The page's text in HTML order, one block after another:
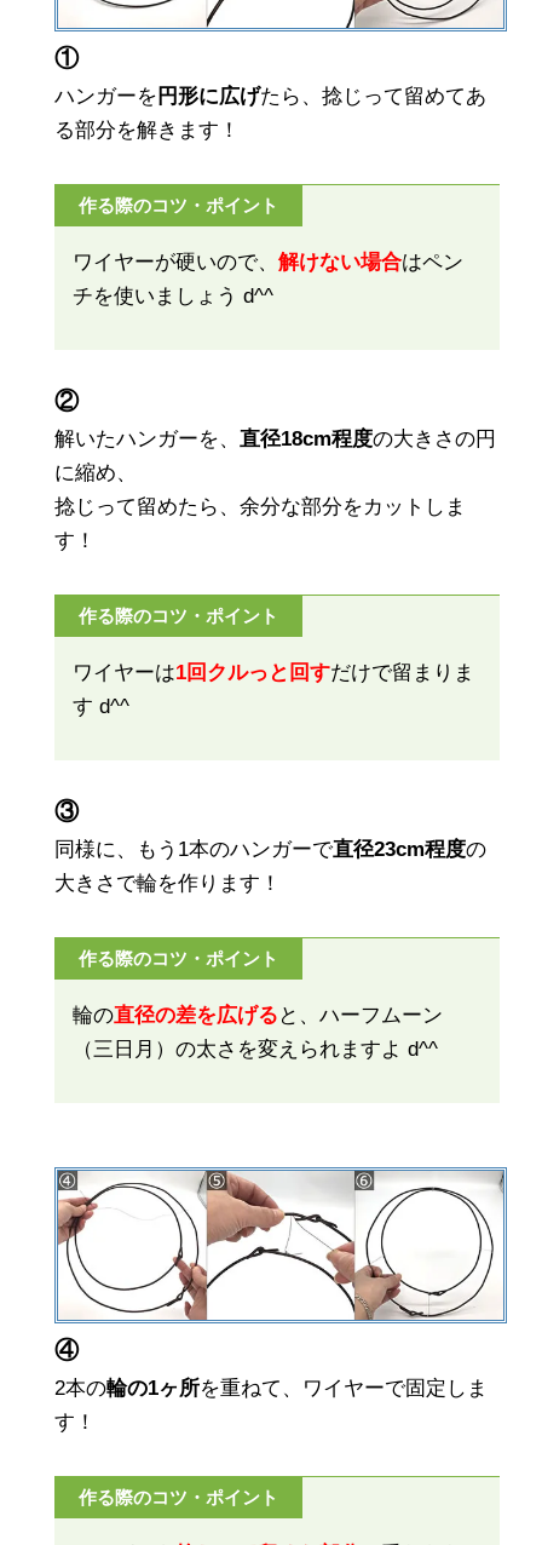
①
ハンガーを 円形に広げたら、捻じって留めてあ
る部分を解きます！
作る際のコツ・ポイント
ワイヤーが硬いので、 解けない場合はペン
チを使いましょう d^^
②
解いたハンガーを、 直径18cm程度の大きさの円
に縮め、
捻じって留めたら、余分な部分をカットしま
す！
作る際のコツ・ポイント
ワイヤーは1回クルっと回すだけで留まりま
す d^^
③
同様に、もう1本のハンガーで直径23cm程度の
大きさで輪を作ります！
作る際のコツ・ポイント
輪の直径の差を広げる と、ハーフムーン
（三日月）の太さを変えられますよ d^^
④
2本の輪の1ヶ所を重ねて、ワイヤーで固定しま
す！
作る際のコツ・ポイント